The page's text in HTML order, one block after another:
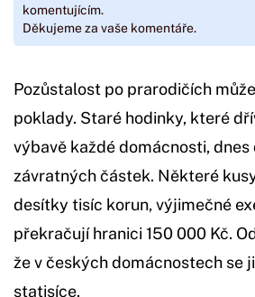
komentujícím.
Děkujeme za vaše komentáře.
Pozůstalost po prarodičích
poklady. Staré hodinky, které
výbavě každé domácnosti,
závratných částek. Některé
desítky tisíc korun, výjimečné
překračují hranici 150 000 Kč.
že v českých domácnostech se
statisíce.